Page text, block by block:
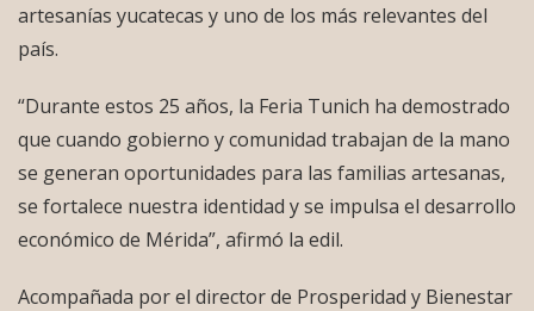
artesanías yucatecas y uno de los más relevantes del
país.
“Durante estos 25 años, la Feria Tunich ha demostrado
que cuando gobierno y comunidad trabajan de la mano
se generan oportunidades para las familias artesanas,
se fortalece nuestra identidad y se impulsa el desarrollo
económico de Mérida”, afirmó la edil.
Acompañada por el director de Prosperidad y Bienestar